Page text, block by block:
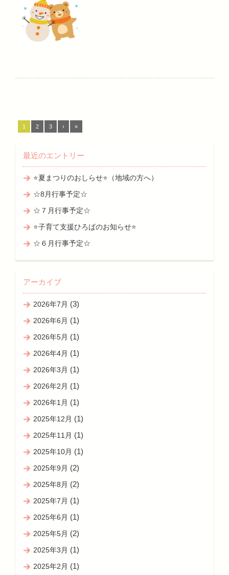
1 2 3 › »
最近のエントリー
⭐夏まつりのおしらせ⭐（地域の方へ）
☆8月行事予定☆
☆７月行事予定☆
⭐子育て支援ひろばのお知らせ⭐
☆６月行事予定☆
アーカイブ
2026年7月 (3)
2026年6月 (1)
2026年5月 (1)
2026年4月 (1)
2026年3月 (1)
2026年2月 (1)
2026年1月 (1)
2025年12月 (1)
2025年11月 (1)
2025年10月 (1)
2025年9月 (2)
2025年8月 (2)
2025年7月 (1)
2025年6月 (1)
2025年5月 (2)
2025年3月 (1)
2025年2月 (1)